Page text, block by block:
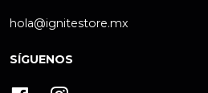
hola@ignitestore.mx
SÍGUENOS